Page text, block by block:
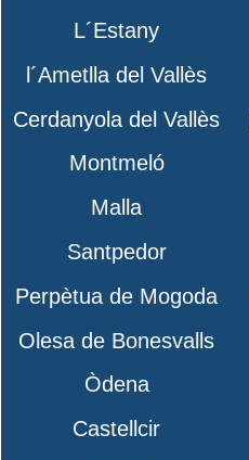
L´Estany
l´Ametlla del Vallès
Cerdanyola del Vallès
Montmeló
Malla
Santpedor
Perpètua de Mogoda
Olesa de Bonesvalls
Òdena
Castellcir